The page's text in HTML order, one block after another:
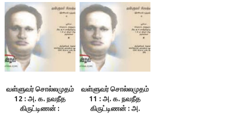
கொன்றவர்க்குக்
கழுவாயில்லை
அறிவும் ஒமுக்கமும்
வள்ளுவர் சொல்லமுதம்
12 : அ. க. நவநீத
கிருட்டிணன் :
வள்ளுவர் சொல்லமுதம்
11 : அ. க. நவநீத
கிருட்டிணன் : அ.